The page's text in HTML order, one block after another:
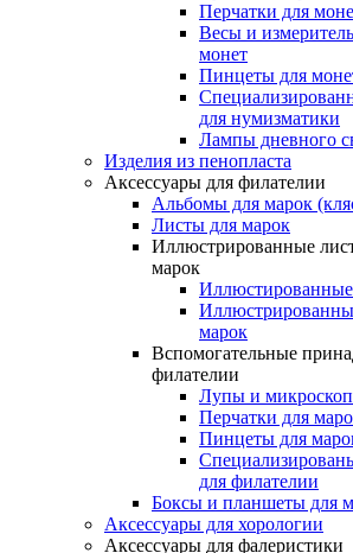
Перчатки для
Весы и
монет
Пинцеты для
для нумизматики
Лампы дневного
Изделия из пенопласта
Аксессуары для филателии
Альбомы для марок
Листы для марок
Иллюстрированные
марок
марок
Вспомогательные
филателии
Лупы и
Перчатки для
Пинцеты для
для филателии
Боксы и планшеты для
Аксессуары для хорологии
Аксессуары для фалеристики